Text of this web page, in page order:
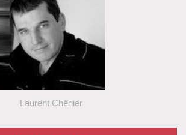
Laurent Chénier